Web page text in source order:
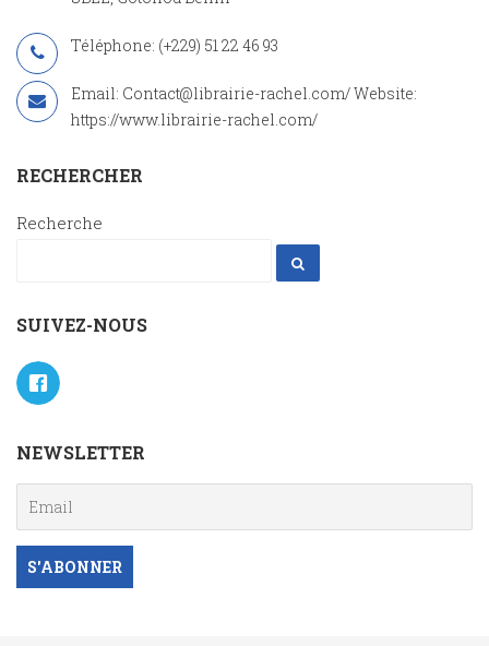
Téléphone: (+229) 51 22 46 93
Email: Contact@librairie-rachel.com/ Website:
https://www.librairie-rachel.com/
RECHERCHER
Recherche
SUIVEZ-NOUS
NEWSLETTER